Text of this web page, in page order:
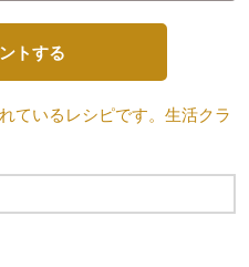
トする
ているレシピです。生活クラ
で開きます。